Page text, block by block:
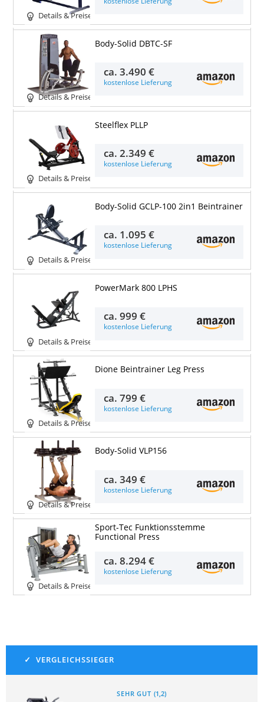
Details & Preise
Details & Preise
Body-Solid DBTC-SF
ca.3.490 €
kostenlose Lieferung
Details & Preise
Steelflex PLLP
ca.2.349 €
kostenlose Lieferung
Details & Preise
Body-Solid GCLP-100 2in1 Beintrainer
ca. 1.095 €
kostenlose Lieferung
Details & Preise
PowerMark 800 LPHS
ca.999 €
kostenlose Lieferung
Details & Preise
Dione Beintrainer Leg Press
ca.799 €
kostenlose Lieferung
Details & Preise
Body-Solid VLP156
ca.349 €
kostenlose Lieferung
Details & Preise
Sport-Tec Funktionsstemme
Functional Press
ca.8.294 €
kostenlose Lieferung
SEHR GUT (1,2)